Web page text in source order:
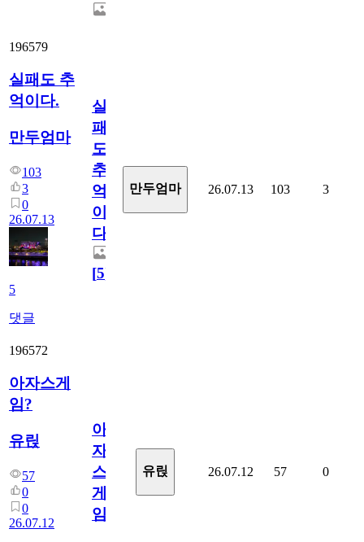
196579
실패도 추
억이다.
만두엄마
103
3
0
26.07.13
5
댓글
실
패
도
추
억
이
다.
[5]
만두엄마 26.07.13 103 3
196572
아자스게
임?
유릱
57
0
0
26.07.12
아
자
스
게
임?
유릱 26.07.12 57 0